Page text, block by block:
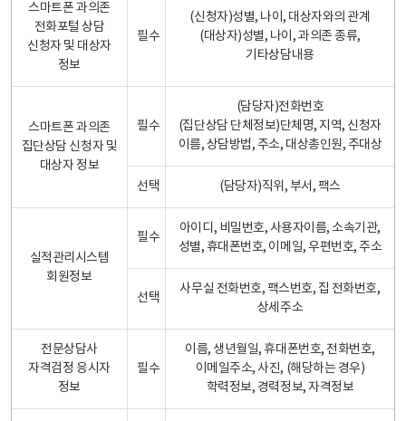
스마트폰 과의존
전화포털 상담
신청자 및 대상자
정보
필수
(신청자)성별, 나이, 대상자와의 관계
(대상자)성별, 나이, 과의존 종류,
기타상담내용
스마트폰 과의존
집단상담 신청자 및
대상자 정보
필수
(담당자)전화번호
(집단상담 단체정보)단체명, 지역, 신청자
이름, 상담방법, 주소, 대상총인원, 주대상
선택 (담당자)직위, 부서, 팩스
실적관리시스템
회원정보
필수
아이디, 비밀번호, 사용자이름, 소속기관,
성별, 휴대폰번호, 이메일, 우편번호, 주소
선택
사무실 전화번호, 팩스번호, 집 전화번호,
상세주소
전문상담사
자격검정 응시자
정보
필수
이름, 생년월일, 휴대폰번호, 전화번호,
이메일주소, 사진, (해당하는 경우)
학력정보, 경력정보, 자격정보